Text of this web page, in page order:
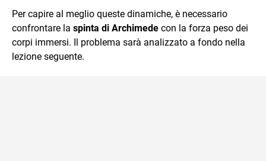
Per capire al meglio queste dinamiche, è necessario
confrontare la spinta di Archimede con la forza peso dei
corpi immersi. Il problema sarà analizzato a fondo nella
lezione seguente.